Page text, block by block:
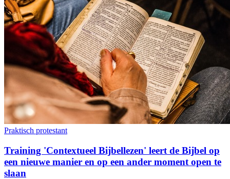
Praktisch protestant
Training 'Contextueel Bijbellezen' leert de Bijbel op
een nieuwe manier en op een ander moment open te
slaan